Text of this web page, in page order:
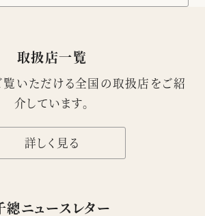
取扱店一覧
いただける全国の取扱店をご紹
介しています。
詳しく見る
總ニュースレター